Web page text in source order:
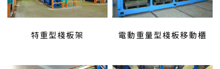
特重型棧板架 電動重量型棧板移動櫃